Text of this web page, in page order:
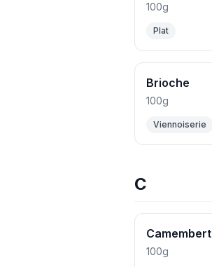
100g
Plat
Brioche
100g
Viennoiserie
C
Camembert
100g